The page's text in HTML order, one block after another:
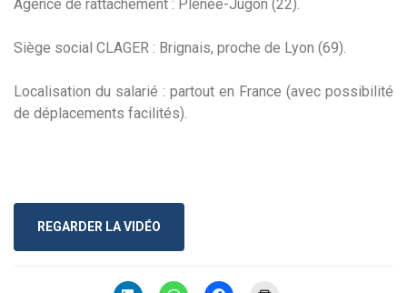
Agence de rattachement : Plénée-Jugon (22).
Siège social CLAGER : Brignais, proche de Lyon (69).
Localisation du salarié : partout en France (avec possibilité
de déplacements facilités).
REGARDER LA VIDÉO